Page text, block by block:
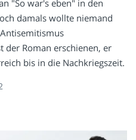
"So war's eben" in den
damals wollte niemand
der Roman erschienen, er
bis in die Nachkriegszeit.